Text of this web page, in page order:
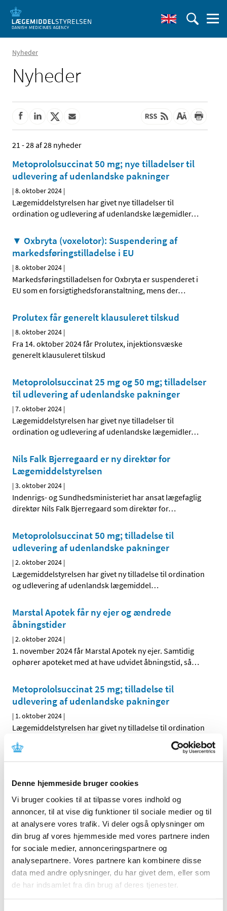
Denne hjemmeside bruger cookies
Vi bruger cookies til at tilpasse vores indhold og
annoncer, til at vise dig funktioner til sociale medier og til
at analysere vores trafik. Vi deler også oplysninger om
din brug af vores hjemmeside med vores partnere inden
for sociale medier, annonceringspartnere og
analysepartnere. Vores partnere kan kombinere disse
data med andre oplysninger, du har givet dem, eller som
de har indsamlet fra din brug af deres tjenester.
Nyheder
Nyheder
21 - 28 af 28 nyheder
Metoprololsuccinat 50 mg; nye tilladelser til
udlevering af udenlandske pakninger
|8. oktober 2024 |
Lægemiddelstyrelsen har givet nye tilladelser til
ordination og udlevering af udenlandske lægemidler…
▼ Oxbryta (voxelotor): Suspendering af
markedsføringstilladelse i EU
|8. oktober 2024 |
Markedsføringstilladelsen for Oxbryta er suspenderet i
EU som en forsigtighedsforanstaltning, mens der…
Prolutex får generelt klausuleret tilskud
|8. oktober 2024 |
Fra 14. oktober 2024 får Prolutex, injektionsvæske
generelt klausuleret tilskud
Metoprololsuccinat 25 mg og 50 mg; tilladelser
til udlevering af udenlandske pakninger
|7. oktober 2024 |
Lægemiddelstyrelsen har givet nye tilladelser til
ordination og udlevering af udenlandske lægemidler…
Nils Falk Bjerregaard er ny direktør for
Lægemiddelstyrelsen
|3. oktober 2024 |
Indenrigs- og Sundhedsministeriet har ansat lægefaglig
direktør Nils Falk Bjerregaard som direktør for…
Metoprololsuccinat 50 mg; tilladelse til
udlevering af udenlandske pakninger
|2. oktober 2024 |
Lægemiddelstyrelsen har givet ny tilladelse til ordination
og udlevering af udenlandsk lægemiddel…
Marstal Apotek får ny ejer og ændrede
åbningstider
|2. oktober 2024 |
1. november 2024 får Marstal Apotek ny ejer. Samtidig
ophører apoteket med at have udvidet åbningstid, så…
Metoprololsuccinat 25 mg; tilladelse til
udlevering af udenlandske pakninger
| 1. oktober 2024 |
Lægemiddelstyrelsen har givet ny tilladelse til ordination
Alle (2506)
TID
2026 (84)
2025 (158)
2024 (224)
december (28)
november (28)